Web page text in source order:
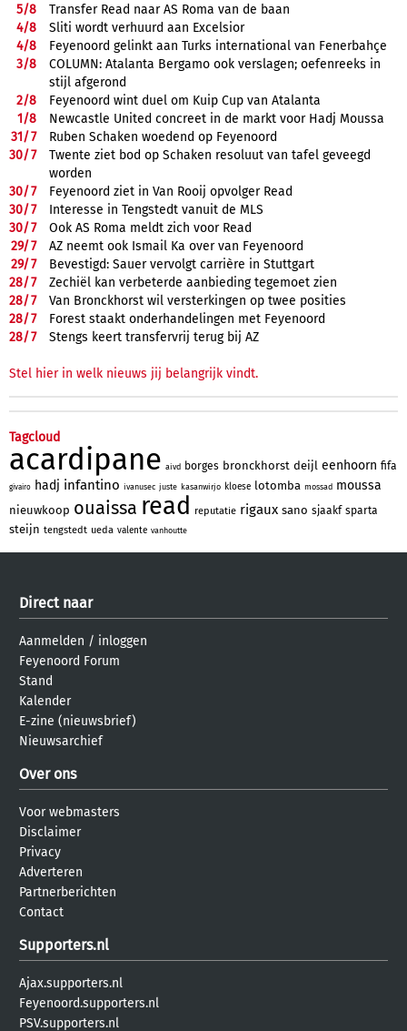
5/8
Transfer Read naar AS Roma van de baan
4/8
Sliti wordt verhuurd aan Excelsior
4/8
Feyenoord gelinkt aan Turks international van Fenerbahçe
3/8
COLUMN: Atalanta Bergamo ook verslagen; oefenreeks in
stijl afgerond
2/8
Feyenoord wint duel om Kuip Cup van Atalanta
1/8
Newcastle United concreet in de markt voor Hadj Moussa
31/7
Ruben Schaken woedend op Feyenoord
30/7
Twente ziet bod op Schaken resoluut van tafel geveegd
worden
30/7
Feyenoord ziet in Van Rooij opvolger Read
30/7
Interesse in Tengstedt vanuit de MLS
30/7
Ook AS Roma meldt zich voor Read
29/7
AZ neemt ook Ismail Ka over van Feyenoord
29/7
Bevestigd: Sauer vervolgt carrière in Stuttgart
28/7
Zechiël kan verbeterde aanbieding tegemoet zien
28/7
Van Bronckhorst wil versterkingen op twee posities
28/7
Forest staakt onderhandelingen met Feyenoord
28/7 Stengs keert transfervrij terug bij AZ
Stel hier in welk nieuws jij belangrijk vindt.
Tagcloud
acardipane aivd borges bronckhorst deijl eenhoorn fifa
givairo hadj infantino ivanusec juste kasanwirjo kloese lotomba mossad moussa
nieuwkoop ouaissa read reputatie rigaux sano sjaakf sparta
steijn tengstedt ueda valente vanhoutte
Direct naar
Aanmelden / inloggen
Feyenoord Forum
Stand
Kalender
E-zine (nieuwsbrief)
Nieuwsarchief
Over ons
Voor webmasters
Disclaimer
Privacy
Adverteren
Partnerberichten
Contact
Supporters.nl
Ajax.supporters.nl
Feyenoord.supporters.nl
PSV.supporters.nl